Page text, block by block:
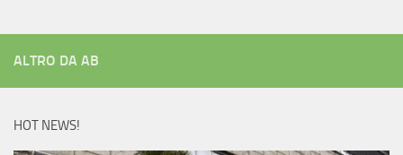
ALTRO DA AB
HOT NEWS!